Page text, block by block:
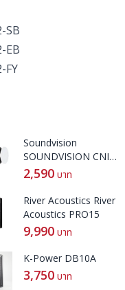
SB
EB
FY
Soundvision
SOUNDVISION CNI-
62
2,590 บาท
River Acoustics River
Acoustics PRO15
9,990 บาท
K-Power DB10A
3,750 บาท